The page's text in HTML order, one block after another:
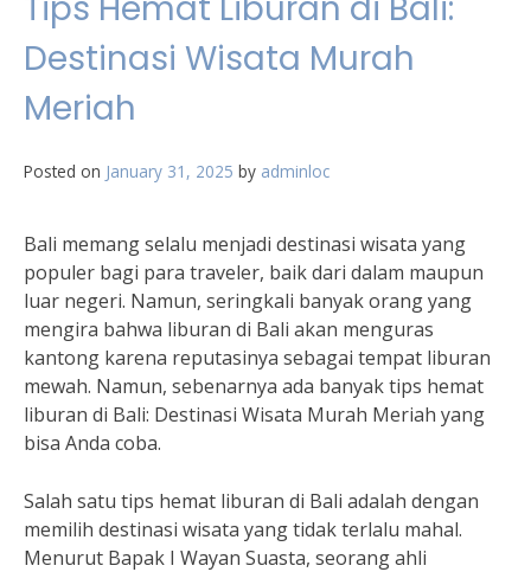
Destinasi Wisata Murah
Meriah
Posted on January 31, 2025 by adminloc
Bali memang selalu menjadi destinasi wisata yang
populer bagi para traveler, baik dari dalam maupun
luar negeri. Namun, seringkali banyak orang yang
mengira bahwa liburan di Bali akan menguras
kantong karena reputasinya sebagai tempat liburan
mewah. Namun, sebenarnya ada banyak tips hemat
liburan di Bali: Destinasi Wisata Murah Meriah yang
bisa Anda coba.
Salah satu tips hemat liburan di Bali adalah dengan
memilih destinasi wisata yang tidak terlalu mahal.
Menurut Bapak I Wayan Suasta, seorang ahli